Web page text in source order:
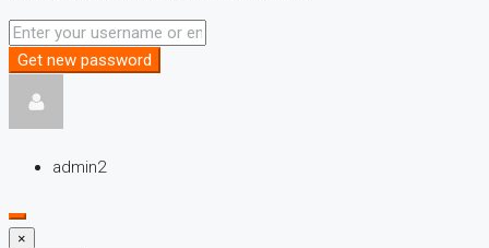
Get new password
admin2
×